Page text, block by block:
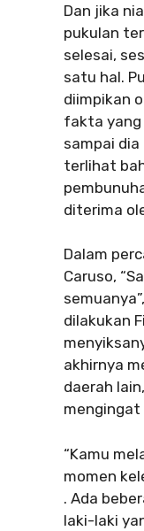
Dan jika
pukulan
selesai,
satu hal.
diimpikan
fakta yang
sampai
terlihat
diterima
Dalam
Caruso,
dilakukan
akhirnya
daerah
“Kamu
momen
. Ada
laki-laki